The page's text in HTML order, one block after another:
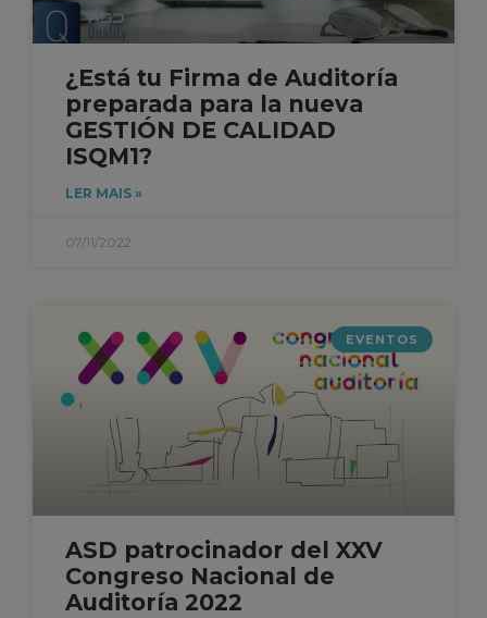
¿Está tu Firma de Auditoría
preparada para la nueva
GESTIÓN DE CALIDAD
ISQM1?
LER MAIS »
07/11/2022
EVENTOS
ASD patrocinador del XXV
Congreso Nacional de
Auditoría 2022